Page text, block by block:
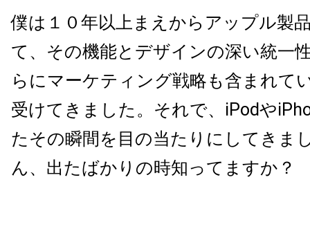
僕は１０年以上まえからアップル製
て、その機能とデザインの深い統一
らにマーケティング戦略も含まれて
受けてきました。それで、iPodや
たその瞬間を目の当たりにしてきま
ん、出たばかりの時知ってますか？